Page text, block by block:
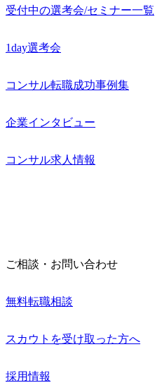
受付中の選考会/セミナー一覧
1day選考会
コンサル転職成功事例集
企業インタビュー
コンサル求人情報
ご相談・お問い合わせ
無料転職相談
スカウトを受け取った方へ
採用情報